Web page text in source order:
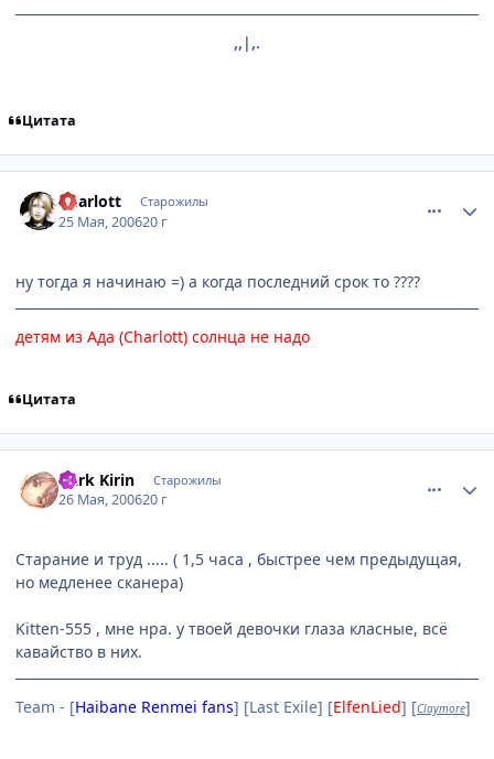
,,|,.
Цитата
Charlott Старожилы
25 Мая, 200620 г
ну тогда я начинаю =) а когда последний срок то ????
детям из Ада (Charlott) солнца не надо
Цитата
Dark Kirin Старожилы
26 Мая, 200620 г
Старание и труд ..... ( 1,5 часа , быстрее чем предыдущая,
но медленее сканера)
Kitten-555 , мне нра. у твоей девочки глаза класные, всё
кавайство в них.
Team - [Haibane Renmei fans] [Last Exile] [ElfenLied] [Claymore]